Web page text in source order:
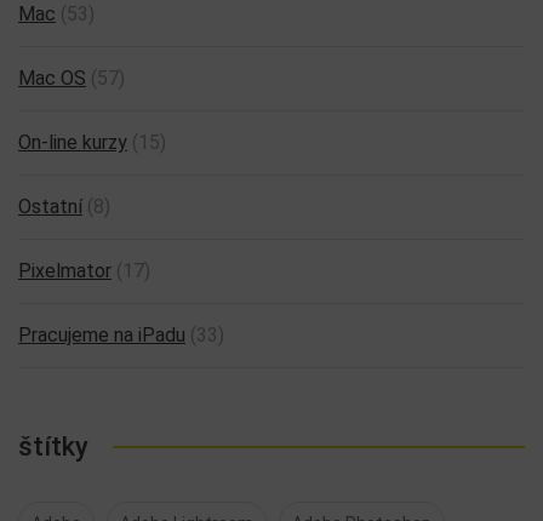
Mac (53)
Mac OS (57)
On-line kurzy (15)
Ostatní (8)
Pixelmator (17)
Pracujeme na iPadu (33)
štítky